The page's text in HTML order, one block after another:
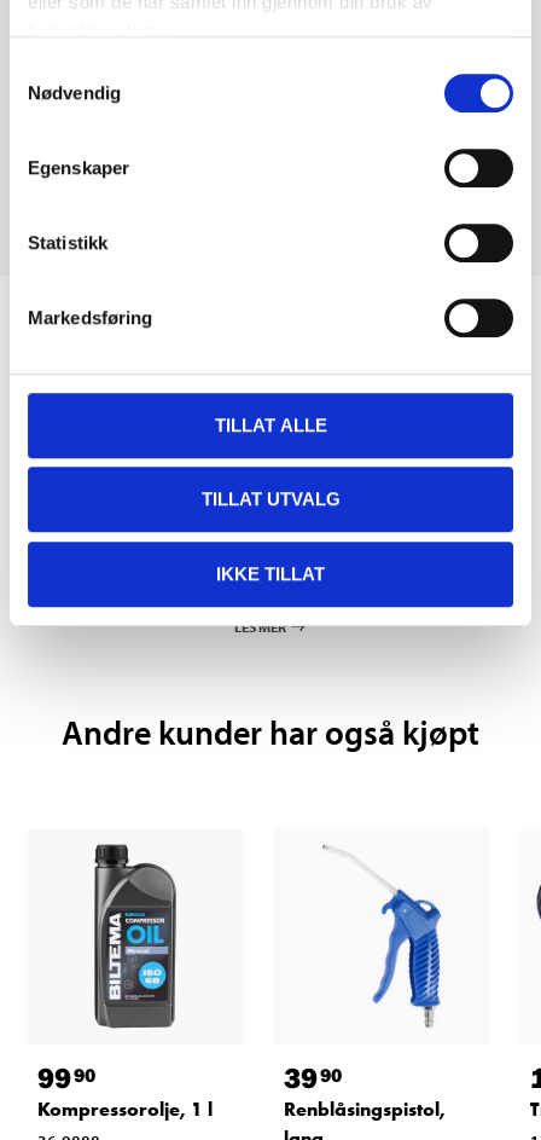
Nødvendig
Egenskaper
Statistikk
Markedsføring
TILLAT ALLE
TILLAT UTVALG
IKKE TILLAT
DEL OPP DIN BETALING
LES MER
Andre kunder har også kjøpt
9990
Kompressorolje, 1 l
3990
Renblåsingspistol,